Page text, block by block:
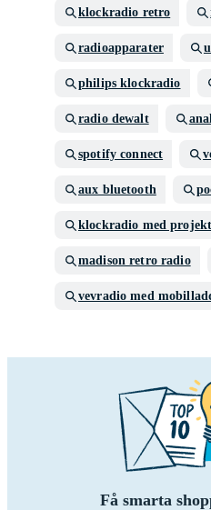
klockradio retro
radioapparater
philips klockradio
radio dewalt
spotify connect
aux bluetooth
klockradio med
madison retro radio
vevradio med
Få smarta